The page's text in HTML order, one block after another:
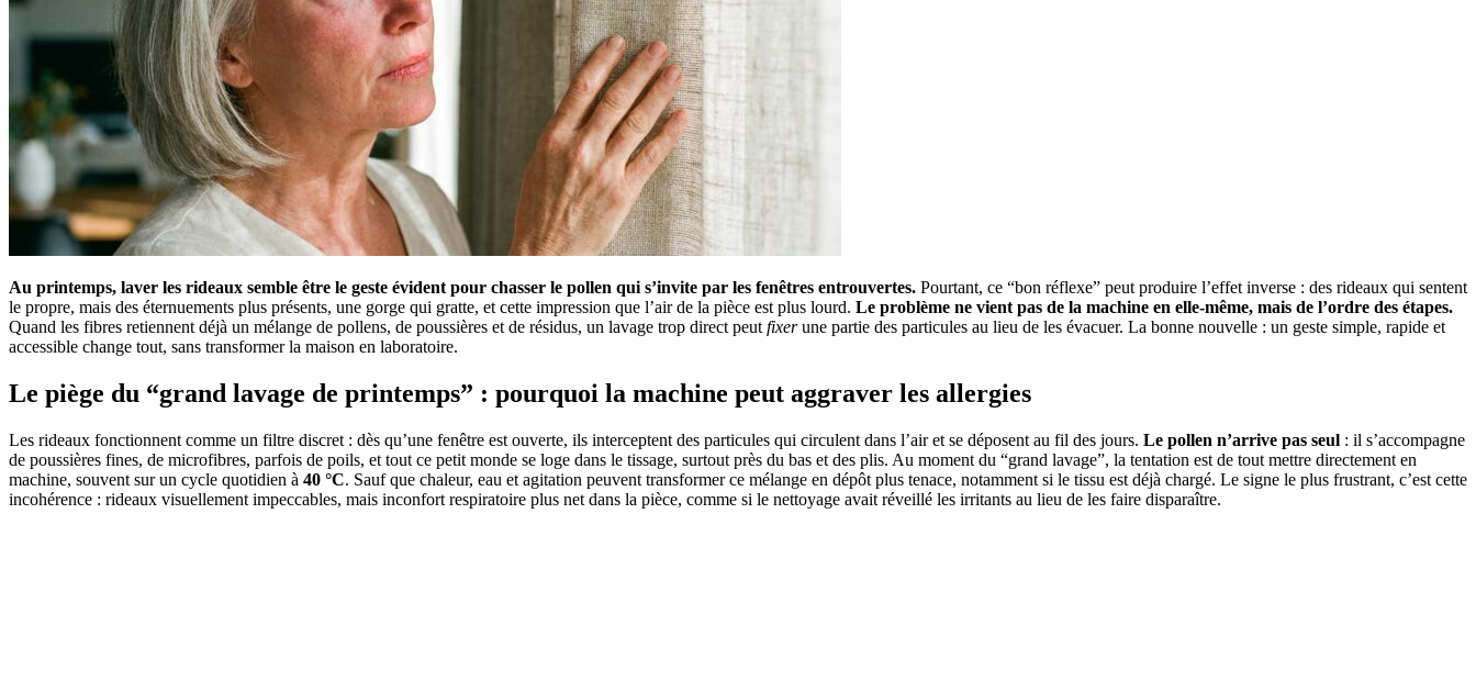
Au printemps, laver les rideaux semble être le geste évident pour chasser le pollen qui s’invite par les fenêtres entrouvertes. Pourtant, ce “bon réflexe” peut produire l’effet inverse : des rideaux qui sentent
le propre, mais des éternuements plus présents, une gorge qui gratte, et cette impression que l’air de la pièce est plus lourd. Le problème ne vient pas de la machine en elle-même, mais de l’ordre des étapes.
Quand les fibres retiennent déjà un mélange de pollens, de poussières et de résidus, un lavage trop direct peut fixerune partie des particules au lieu de les évacuer. La bonne nouvelle : un geste simple, rapide et
accessible change tout, sans transformer la maison en laboratoire.
Le piège du “grand lavage de printemps” : pourquoi la machine peut aggraver les allergies
Les rideaux fonctionnent comme un filtre discret : dès qu’une fenêtre est ouverte, ils interceptent des particules qui circulent dans l’air et se déposent au fil des jours. Le pollen n’arrive pas seul : il s’accompagne
de poussières fines, de microfibres, parfois de poils, et tout ce petit monde se loge dans le tissage, surtout près du bas et des plis. Au moment du “grand lavage”, la tentation est de tout mettre directement en
machine, souvent sur un cycle quotidien à 40 °C. Sauf que chaleur, eau et agitation peuvent transformer ce mélange en dépôt plus tenace, notamment si le tissu est déjà chargé. Le signe le plus frustrant, c’est cette
incohérence : rideaux visuellement impeccables, mais inconfort respiratoire plus net dans la pièce, comme si le nettoyage avait réveillé les irritants au lieu de les faire disparaître.